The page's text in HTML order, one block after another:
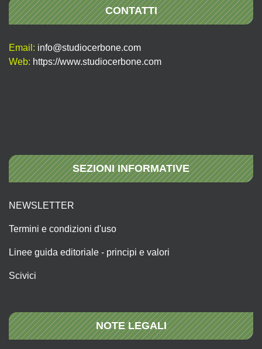
CONTATTI
Email: info@studiocerbone.com
Web: https://www.studiocerbone.com
SEZIONI INFORMATIVE
NEWSLETTER
Termini e condizioni d'uso
Linee guida editoriale - principi e valori
Scivici
NOTE LEGALI